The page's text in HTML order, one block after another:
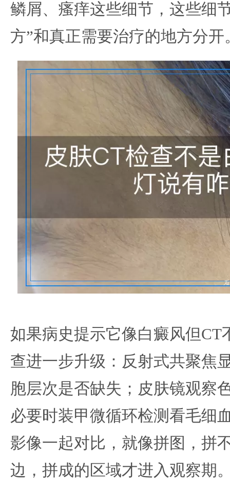
鳞屑、瘙痒这些细节，这些细
方”和真正需要治疗的地方分开
如果病史提示它像白癜风但CT
查进一步升级：反射式共聚焦
胞层次是否缺失；皮肤镜观察
必要时装甲微循环检测看毛细
影像一起对比，就像拼图，拼
边，拼成的区域才进入观察期